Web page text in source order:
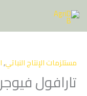
إلى
المحتوى
مستلزمات الإنتاج النباتي,
تارافول